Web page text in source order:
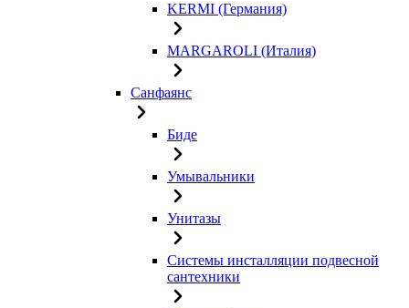
KERMI (Германия)
MARGAROLI (Италия)
Санфаянс
Биде
Умывальники
Унитазы
Системы инсталляции подвесной
сантехники